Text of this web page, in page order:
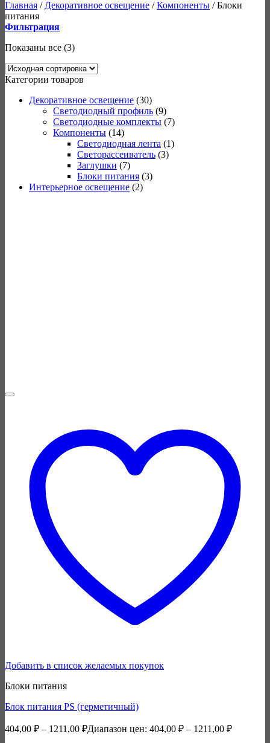
Главная / Декоративное освещение / Компоненты /Блоки
питания
Фильтрация
Показаны все (3)
Категории товаров
Декоративное освещение (30)
Светодиодный профиль (9)
Светодиодные комплекты (7)
Компоненты (14)
Светодиодная лента (1)
Светорассеиватель (3)
Заглушки (7)
Блоки питания (3)
Интерьерное освещение (2)
Добавить в список желаемых покупок
Блоки питания
Блок питания PS (герметичный)
404,00 ₽ – 1211,00 ₽Диапазон цен: 404,00 ₽ – 1211,00 ₽